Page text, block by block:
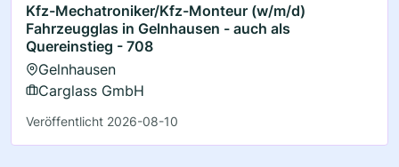
Kfz-Mechatroniker/Kfz-Monteur (w/m/d)
Fahrzeugglas in Gelnhausen - auch als
Quereinstieg - 708
Gelnhausen
Carglass GmbH
Veröffentlicht 2026-08-10